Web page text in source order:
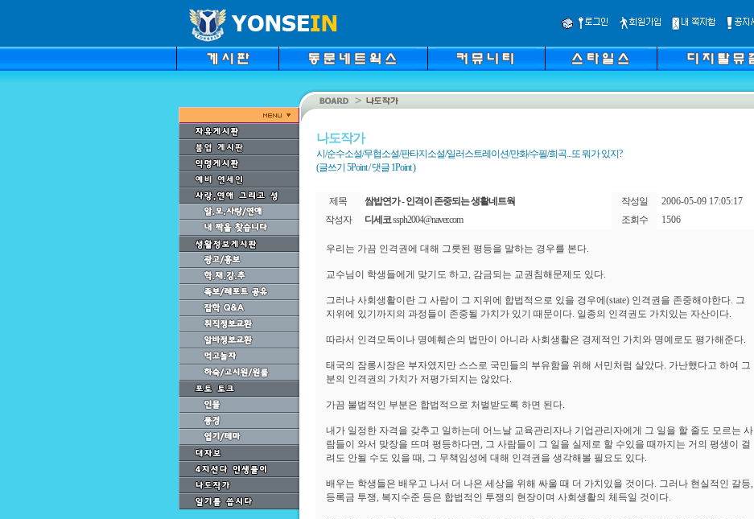
나도작가
시/순수소설/무협소설/판타지소설/일러스트레이션/만화/수필/희곡...또 뭐가 있지?
(글쓰기 5Point / 댓글 1Point )
제목 쌈밥연가 - 인격이 존중되는 생활네트웍 작성일
2006-05-09 17:05:17
작성자
디세코ssph2004@naver.com 조회수 1506
우리는 가끔 인격권에 대해 그릇된 평등을 말하는 경우를 본다.
교수님이 학생들에게 맞기도 하고, 감금되는 교권침해문제도 있다.
그러나 사회생활이란 그 사람이 그 지위에 합법적으로 있을 경우에(state) 인격권을 존중해야한다. 그
지위에 있기까지의 과정들이 존중될 가치가 있기 때문이다. 일종의 인격권도 가치있는 자산이다.
따라서 인격모독이나 명예훼손의 법만이 아니라 사회생활은 경제적인 가치와 명예로도 평가해준다.
태국의 잠롱시장은 부자였지만 스스로 국민들의 부유함을 위해 서민처럼 살았다. 가난했다고 하여 그
분의 인격권의 가치가 저평가되지는 않았다.
가끔 불법적인 부분은 합법적으로 처벌받도록 하면 된다.
내가 일정한 자격을 갖추고 일하는데 어느날 교육관리자나 기업관리자에게 그 일을 할 줄도 모르는 사
람들이 와서 맞장을 뜨며 평등하다면, 그 사람들이 그 일을 실제로 할 수있을 때까지는 거의 평생이 걸
려도 안될 수도 있을 때, 그 무책임성에 대해 인격권을 생각해볼 필요도 있다.
배우는 학생들은 배우고 나서 더 나은 세상을 위해 싸울 때 더 가치있을 것이다. 그러나 현실적인 갈등,
등록금 투쟁, 복지수준 등은 합법적인 투쟁의 현장이며 사회생활의 체득일 것이다.